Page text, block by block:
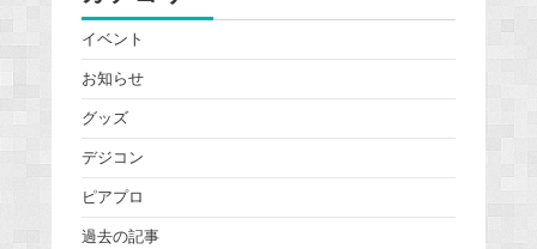
イベント
お知らせ
グッズ
デジコン
ピアプロ
過去の記事